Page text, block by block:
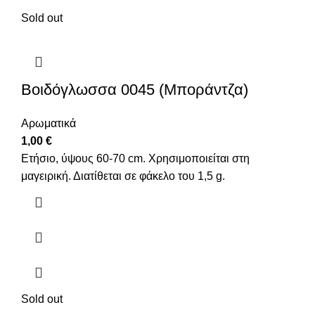
Sold out
Βοιδόγλωσσα 0045 (Μποράντζα)
Αρωματικά
1,00 €
Ετήσιο, ύψους 60-70 cm. Χρησιμοποιείται στη
μαγειρική. Διατίθεται σε φάκελο του 1,5 g.
Sold out